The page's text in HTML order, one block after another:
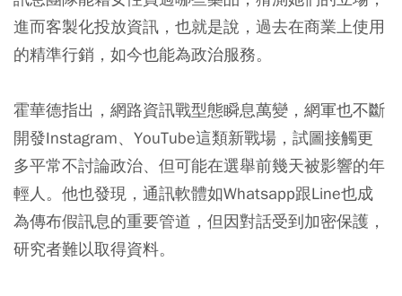
進而客製化投放資訊，也就是說，過去在商業上使用
的精準行銷，如今也能為政治服務。
霍華德指出，網路資訊戰型態瞬息萬變，網軍也不斷
開發Instagram、YouTube這類新戰場，試圖接觸更
多平常不討論政治、但可能在選舉前幾天被影響的年
輕人。他也發現，通訊軟體如Whatsapp跟Line也成
為傳布假訊息的重要管道，但因對話受到加密保護，
研究者難以取得資料。